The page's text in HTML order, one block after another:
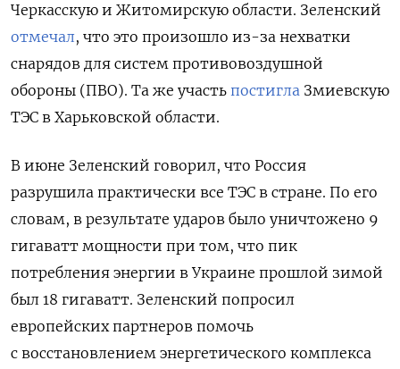
Черкасскую и Житомирскую области. Зеленский
отмечал, что это произошло из-за нехватки
снарядов для систем противовоздушной
обороны (ПВО). Та же участь постигла Змиевскую
ТЭС в Харьковской области.
В июне Зеленский говорил, что Россия
разрушила практически все ТЭС в стране. По его
словам, в результате ударов было уничтожено 9
гигаватт мощности при том, что пик
потребления энергии в Украине прошлой зимой
был 18 гигаватт. Зеленский попросил
европейских партнеров помочь
с восстановлением энергетического комплекса